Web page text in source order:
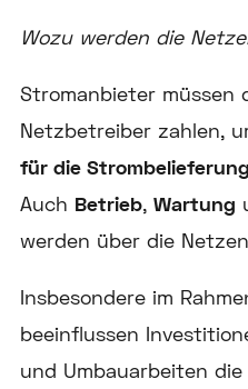
Wozu werden die
Stromanbieter müssen
Netzbetreiber zahlen,
für die
Auch Betrieb, Wartung
werden über die
Insbesondere im
beeinflussen
und Umbauarbeiten